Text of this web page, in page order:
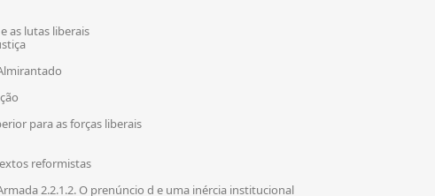
as lutas liberais
para as forças liberais
reformistas
2.2.1.2. O prenúncio d e uma inércia institucional